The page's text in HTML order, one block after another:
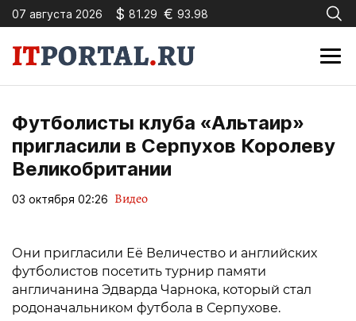
07 августа 2026 $ 81.29 € 93.98
Футболисты клуба «Альтаир»
пригласили в Серпухов Королеву
Великобритании
03 октября 02:26 Видео
Они пригласили Её Величество и английских
футболистов посетить турнир памяти
англичанина Эдварда Чарнока, который стал
родоначальником футбола в Серпухове.